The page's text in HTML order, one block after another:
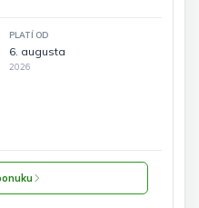
PLATÍ OD
6. augusta
2026